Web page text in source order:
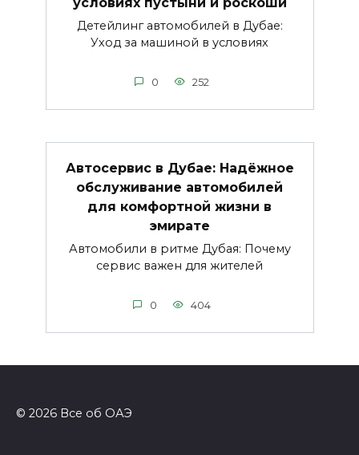
Детейлинг автомобилей в Дубае:
Уход за машиной в условиях
0 252
Автосервис в Дубае: Надёжное
обслуживание автомобилей
для комфортной жизни в
эмирате
Автомобили в ритме Дубая: Почему
сервис важен для жителей
0 404
© 2026 Все об ОАЭ